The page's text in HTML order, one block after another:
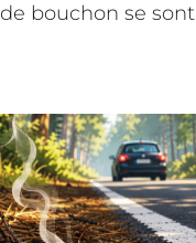
bouchon se sont